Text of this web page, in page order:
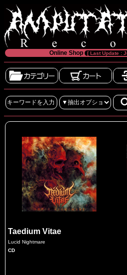
Online Shop [ Last Update :
Taedium Vitae
Lucid Nightmare
CD